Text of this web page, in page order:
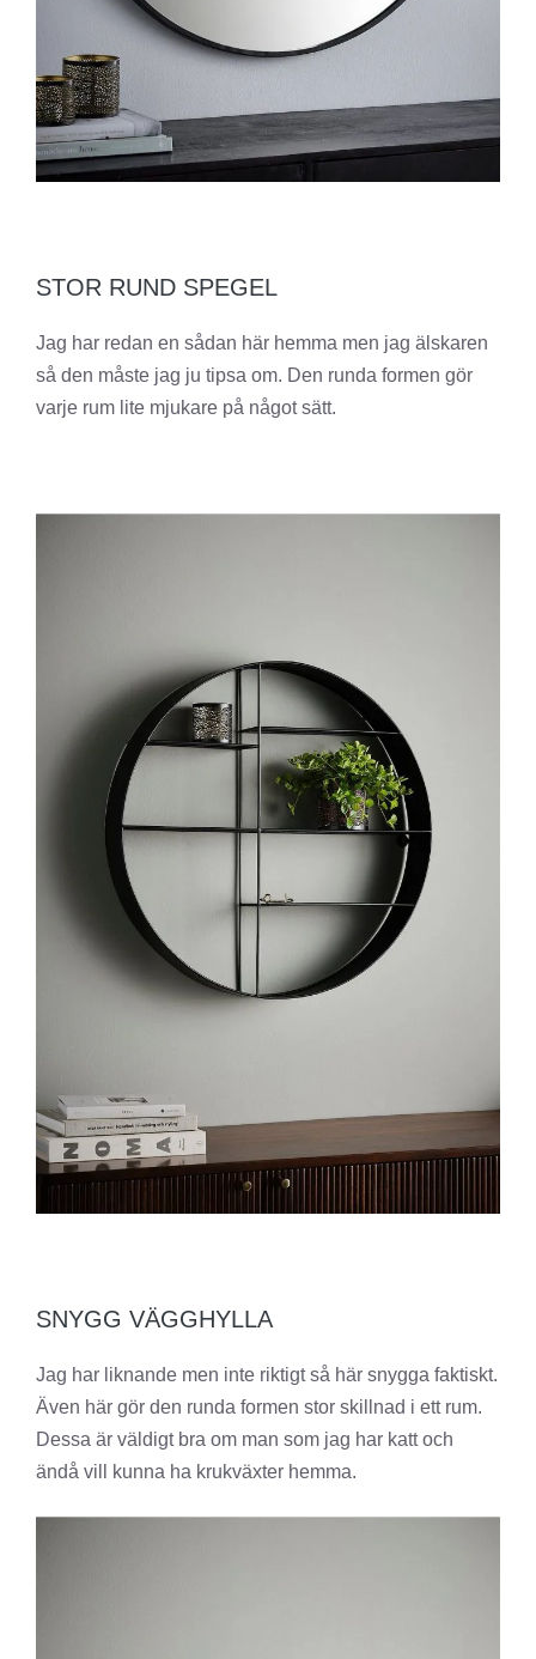
STOR RUND SPEGEL
Jag har redan en sådan här hemma men jag älskaren
så den måste jag ju tipsa om. Den runda formen gör
varje rum lite mjukare på något sätt.
SNYGG VÄGGHYLLA
Jag har liknande men inte riktigt så här snygga faktiskt.
Även här gör den runda formen stor skillnad i ett rum.
Dessa är väldigt bra om man som jag har katt och
ändå vill kunna ha krukväxter hemma.